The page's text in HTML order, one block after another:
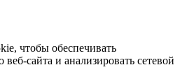
чтобы обеспечивать
сайта и анализировать сетевой